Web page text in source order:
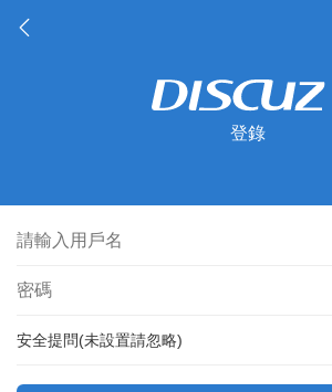
登錄
安全提問(未設置請忽略)